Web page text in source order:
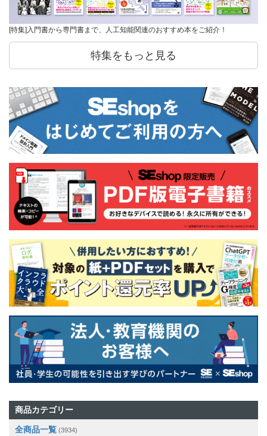
[特集]入門書から専門書まで、人工知能関連のおすすめ本をご紹介！
特集をもっと見る
商品カテゴリー
全商品一覧 (3934)